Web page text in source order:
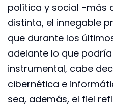
política y social -más
distinta, el innegable
que durante los
adelante lo que
instrumental, cabe
cibernética e
sea, además, el fiel